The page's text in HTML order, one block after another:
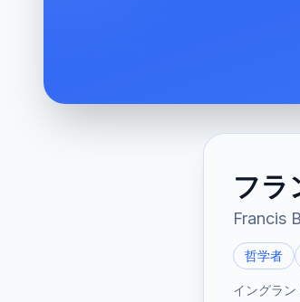
フラ
Francis
哲学者
イングラ